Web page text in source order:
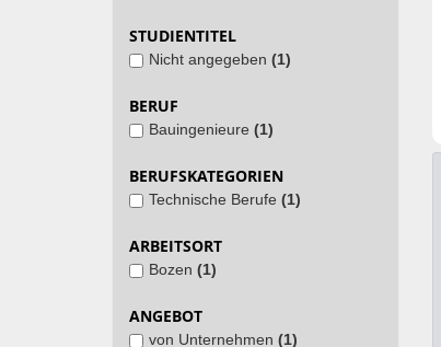
STUDIENTITEL
Nicht angegeben (1)
BERUF
Bauingenieure (1)
BERUFSKATEGORIEN
Technische Berufe (1)
ARBEITSORT
Bozen (1)
ANGEBOT
von Unternehmen (1)